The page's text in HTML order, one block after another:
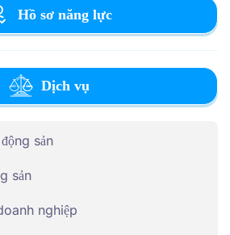
Hồ sơ năng lực
Dịch vụ
sản
sản
nghiệp